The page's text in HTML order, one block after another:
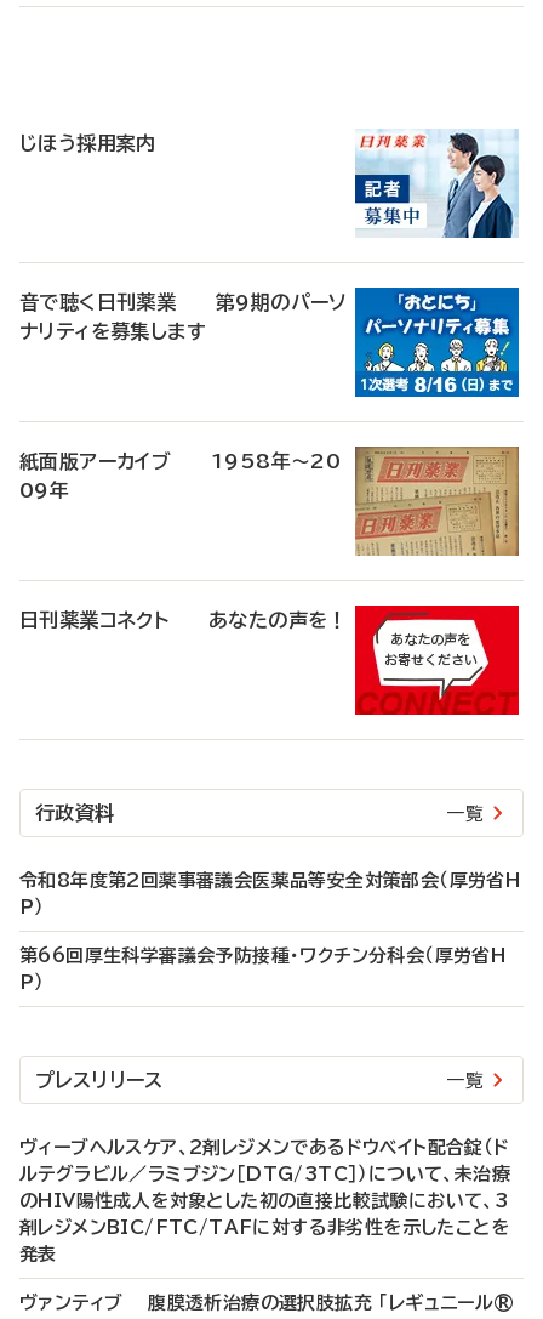
じほう採用案内
音で聴く日刊薬業 第9期のパーソ
ナリティを募集します
紙面版アーカイブ 1958年～20
09年
日刊薬業コネクト あなたの声を！
行政資料 一覧
令和8年度第2回薬事審議会医薬品等安全対策部会（厚労省H
P）
第66回厚生科学審議会予防接種・ワクチン分科会（厚労省H
P）
プレスリリース 一覧
ヴィーブヘルスケア、2剤レジメンであるドウベイト配合錠（ド
ルテグラビル／ラミブジン［DTG/3TC］）について、未治療
のHIV陽性成人を対象とした初の直接比較試験において、3
剤レジメンBIC/FTC/TAFに対する非劣性を示したことを
発表
ヴァンティブ 腹膜透析治療の選択肢拡充 「レギュニール®